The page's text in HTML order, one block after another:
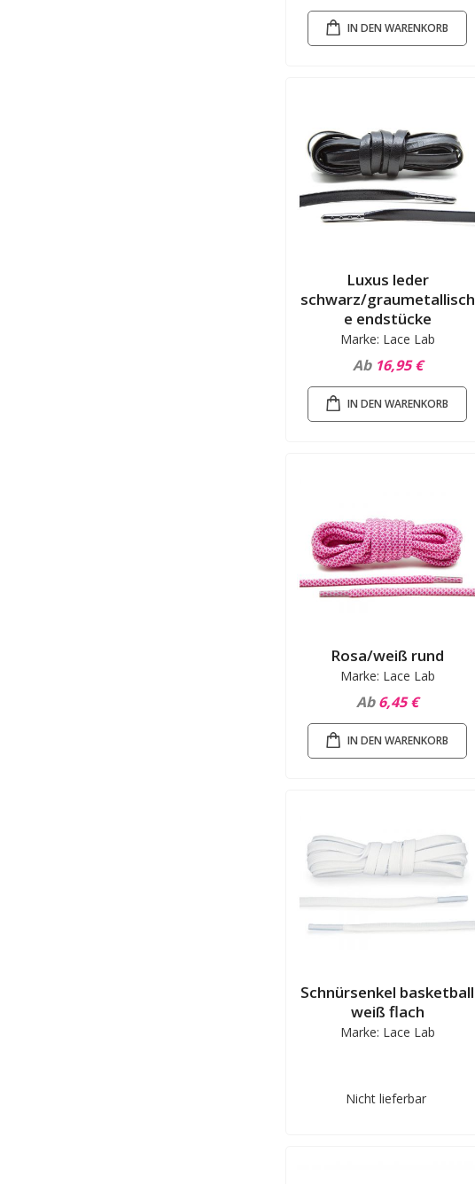
IN DEN WARENKORB
Luxus leder
schwarz/graumetallisch
e endstücke
Marke: Lace Lab
Ab 16,95 €
IN DEN WARENKORB
Rosa/weiß rund
Marke: Lace Lab
Ab 6,45 €
IN DEN WARENKORB
Schnürsenkel basketball
weiß flach
Marke: Lace Lab
Nicht lieferbar